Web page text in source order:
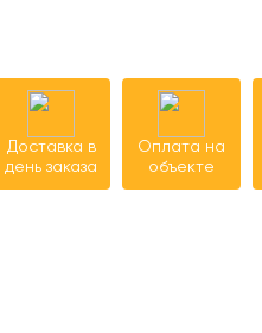
Доставка в
день заказа
Оплата на
объекте